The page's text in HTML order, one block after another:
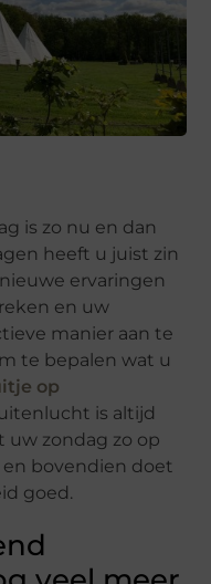
is zo nu en dan
heeft u juist zin
ervaringen
en uw
manier aan te
te bepalen wat u
op
is altijd
uw zondag zo op
bovendien doet
goed.